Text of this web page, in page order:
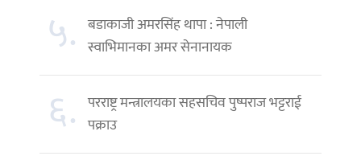
५. बडाकाजी अमरसिंह थापा : नेपाली
स्वाभिमानका अमर सेनानायक
६. परराष्ट्र मन्त्रालयका सहसचिव पुष्पराज भट्टराई
पक्राउ